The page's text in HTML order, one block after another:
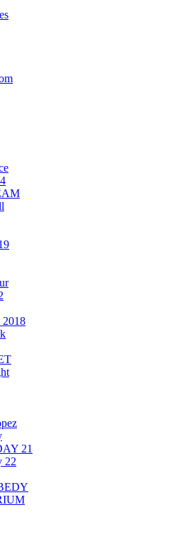
2018
21
22